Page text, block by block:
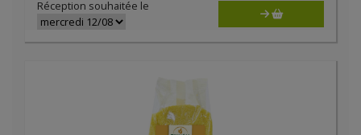
Réception souhaitée le